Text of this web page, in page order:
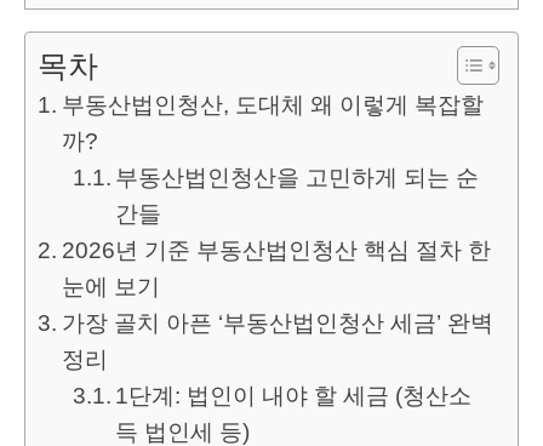
목차
부동산법인청산, 도대체 왜 이렇게 복잡할
까?
부동산법인청산을 고민하게 되는 순
간들
2026년 기준 부동산법인청산 핵심 절차 한
눈에 보기
가장 골치 아픈 ‘부동산법인청산 세금’ 완벽
정리
1단계: 법인이 내야 할 세금 (청산소
득 법인세 등)